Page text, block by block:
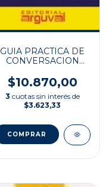
GUIA PRACTICA DE
CONVERSACION
$10.870,00
3 cuotas sin interés de
$3.623,33